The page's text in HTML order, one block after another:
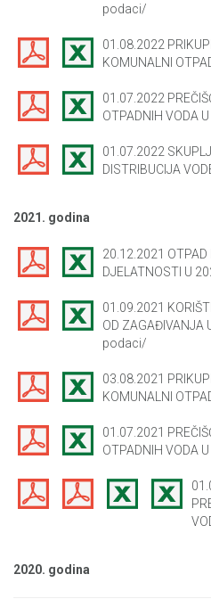
podaci/
01.08.2022
KOMUNALNI
01.07.2022
OTPADNIH VODA
01.07.2022
DISTRIBUCIJA
2021. godina
20.12.2021 OTPAD
DJELATNOSTI U
01.09.2021
OD ZAGAĐIVANJA
podaci/
03.08.2021
KOMUNALNI
01.07.2021
OTPADNIH VODA
2020. godina